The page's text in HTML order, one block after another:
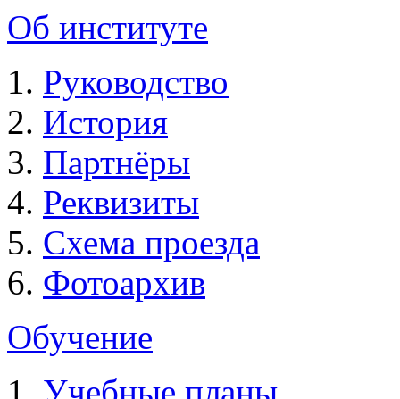
Об институте
Руководство
История
Партнёры
Реквизиты
Схема проезда
Фотоархив
Обучение